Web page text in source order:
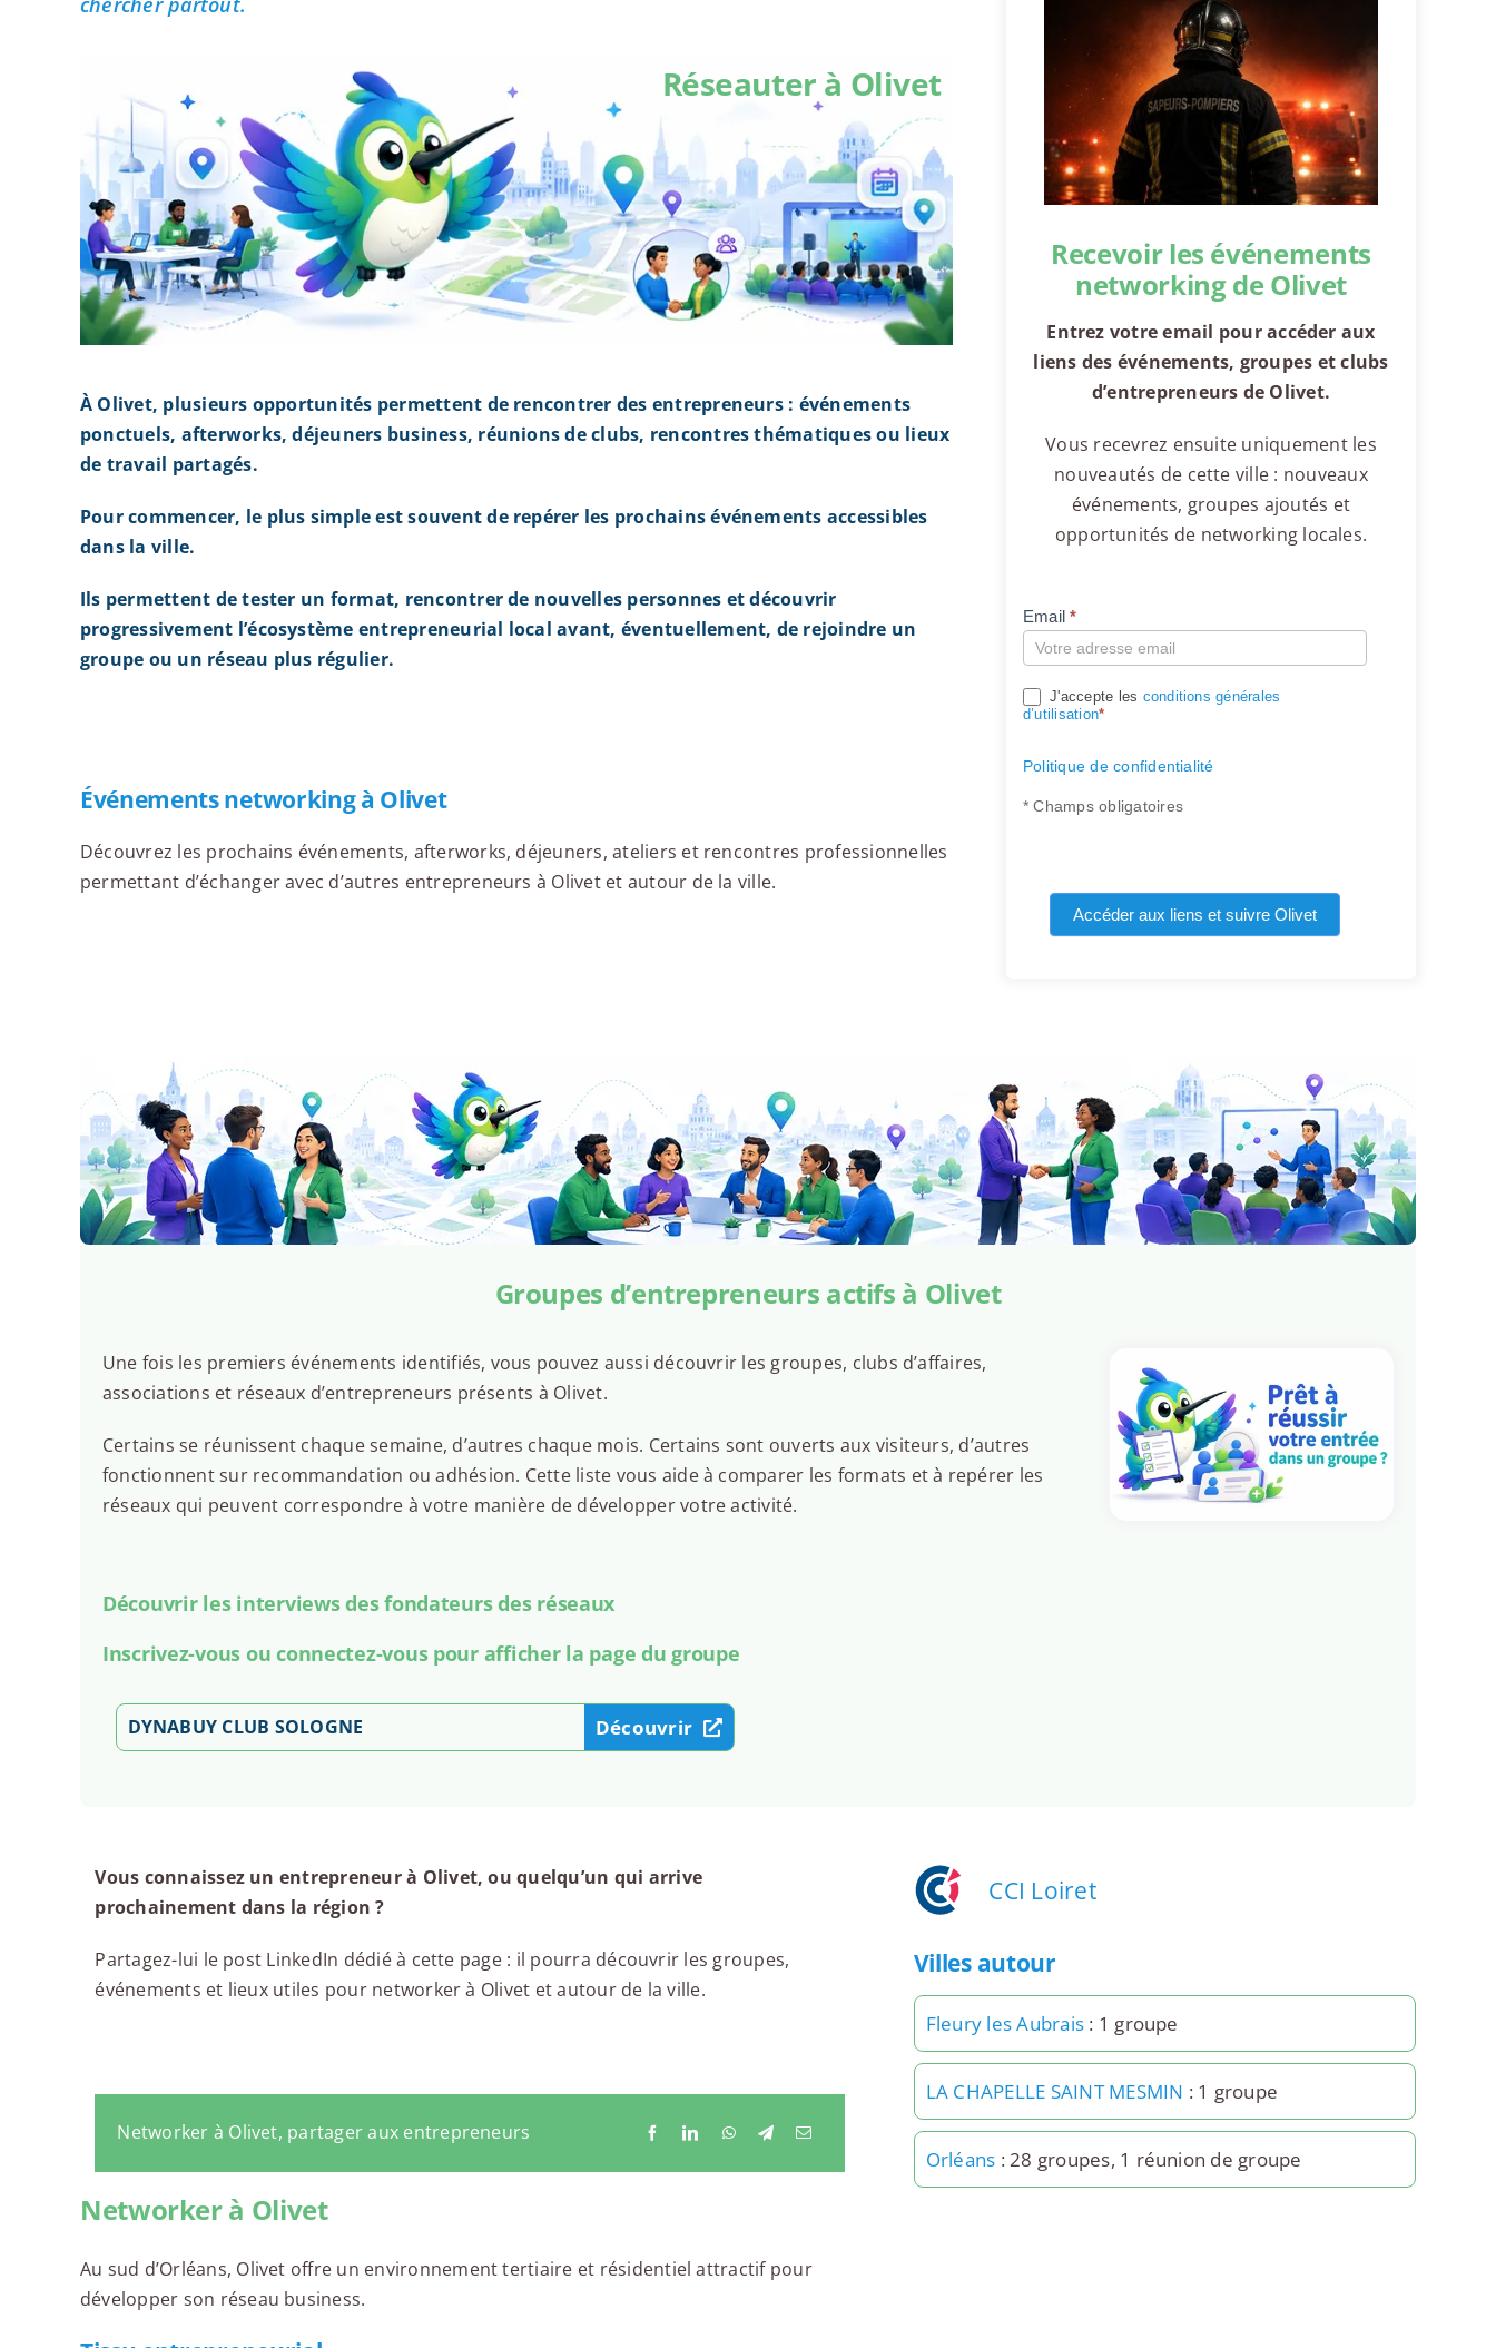
Réseauter à Olivet
À Olivet, plusieurs opportunités permettent de rencontrer des entrepreneurs : événements
ponctuels, afterworks, déjeuners business, réunions de clubs, rencontres thématiques ou lieux
de travail partagés.
Pour commencer, le plus simple est souvent de repérer les prochains événements accessibles
dans la ville.
Ils permettent de tester un format, rencontrer de nouvelles personnes et découvrir
progressivement l’écosystème entrepreneurial local avant, éventuellement, de rejoindre un
groupe ou un réseau plus régulier.
Événements networking à Olivet
Découvrez les prochains événements, afterworks, déjeuners, ateliers et rencontres professionnelles
permettant d’échanger avec d’autres entrepreneurs à Olivet et autour de la ville.
Recevoir les événements
networking de Olivet
Entrez votre email pour accéder aux
liens des événements, groupes et clubs
d’entrepreneurs de Olivet.
Vous recevrez ensuite uniquement les
nouveautés de cette ville : nouveaux
événements, groupes ajoutés et
opportunités de networking locales.
Compte
Email*
J'accepte les conditions générales
d’utilisation*
Politique de confidentialité
* Champs obligatoires
Accéder aux liens et suivre Olivet
Groupes d’entrepreneurs actifs à Olivet
Une fois les premiers événements identifiés, vous pouvez aussi découvrir les groupes, clubs d’affaires,
associations et réseaux d’entrepreneurs présents à Olivet.
Certains se réunissent chaque semaine, d’autres chaque mois. Certains sont ouverts aux visiteurs, d’autres
fonctionnent sur recommandation ou adhésion. Cette liste vous aide à comparer les formats et à repérer les
réseaux qui peuvent correspondre à votre manière de développer votre activité.
Découvrir les interviews des fondateurs des réseaux
Inscrivez-vous ou connectez-vous pour afficher la page du groupe
DYNABUY CLUB SOLOGNE Découvrir
Vous connaissez un entrepreneur à Olivet, ou quelqu’un qui arrive
prochainement dans la région ?
Partagez-lui le post LinkedIn dédié à cette page : il pourra découvrir les groupes,
événements et lieux utiles pour networker à Olivet et autour de la ville.
Networker à Olivet, partager aux entrepreneurs
Networker à Olivet
Au sud d’Orléans, Olivet offre un environnement tertiaire et résidentiel attractif pour
développer son réseau business.
CCI Loiret
Villes autour
Fleury les Aubrais : 1 groupe
LA CHAPELLE SAINT MESMIN : 1 groupe
Orléans : 28 groupes, 1 réunion de groupe